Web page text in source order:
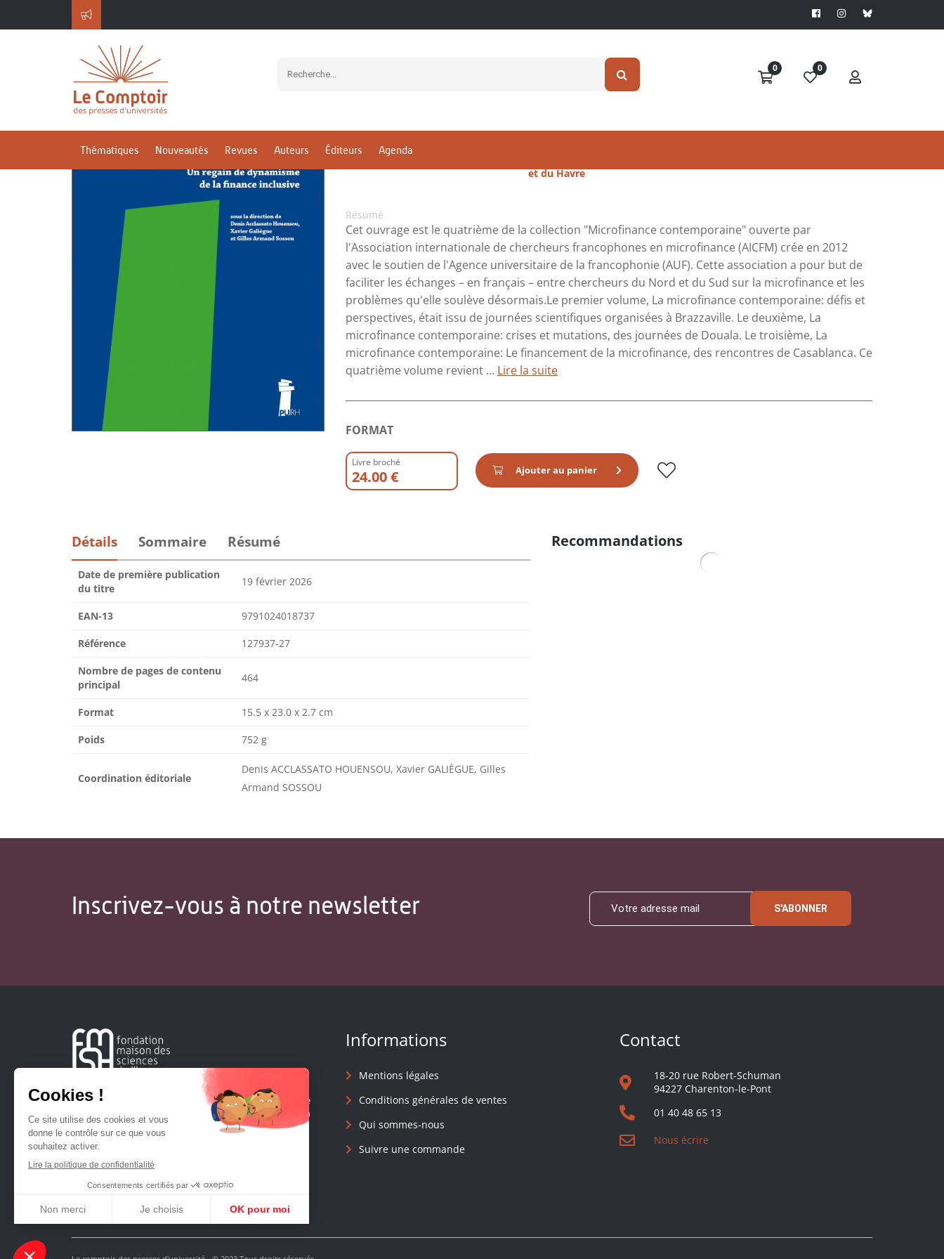
0 0
Thématiques Nouveautés Revues Auteurs Éditeurs Agenda
ACCUEIL MICROFINANCE ET INNOVATIONS
Un regain de dynamisme de la finance inclusive
Collection
Microfinance contemporaine
et du Havre
Résumé
Cet ouvrage est le quatrième de la collection "Microfinance contemporaine" ouverte par
l'Association internationale de chercheurs francophones en microfinance (AICFM) crée en 2012
avec le soutien de l'Agence universitaire de la francophonie (AUF). Cette association a pour but de
faciliter les échanges – en français – entre chercheurs du Nord et du Sud sur la microfinance et les
problèmes qu'elle soulève désormais.Le premier volume, La microfinance contemporaine: défis et
perspectives, était issu de journées scientifiques organisées à Brazzaville. Le deuxième, La
microfinance contemporaine: crises et mutations, des journées de Douala. Le troisième, La
microfinance contemporaine: Le financement de la microfinance, des rencontres de Casablanca. Ce
quatrième volume revient ... Lire la suite
FORMAT
Livre broché
24.00 € Ajouter au panier
Détails Sommaire Résumé
Date de première publication
du titre
19 février 2026
EAN-13 9791024018737
Référence 127937-27
Nombre de pages de contenu
principal
464
Format 15.5 x 23.0 x 2.7 cm
Poids 752 g
Coordination éditoriale
Denis ACCLASSATO HOUENSOU, Xavier GALIÈGUE, Gilles
Armand SOSSOU
Recommandations
Inscrivez-vous à notre newsletter S'ABONNER
Créée en 1963, la Fondation Maison Sciences de l'Homme
soutient la recherche et la diffusion des connaissances en
sciences humaines et sociales.
Informations
Mentions légales
Conditions générales de ventes
Qui sommes-nous
Suivre une commande
Contact
18-20 rue Robert-Schuman
94227 Charenton-le-Pont
01 40 48 65 13
Nous écrire